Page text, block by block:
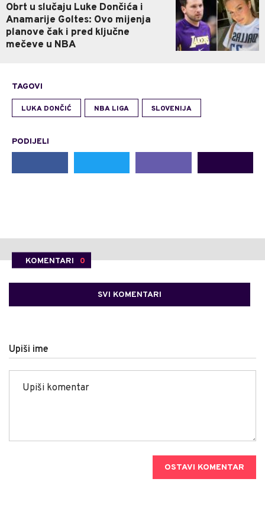
Obrt u slučaju Luke Dončića i
Anamarije Goltes: Ovo mijenja
planove čak i pred ključne
mečeve u NBA
TAGOVI
LUKA DONČIĆ NBA LIGA SLOVENIJA
PODIJELI
KOMENTARI 0
SVI KOMENTARI
Upiši ime
OSTAVI KOMENTAR